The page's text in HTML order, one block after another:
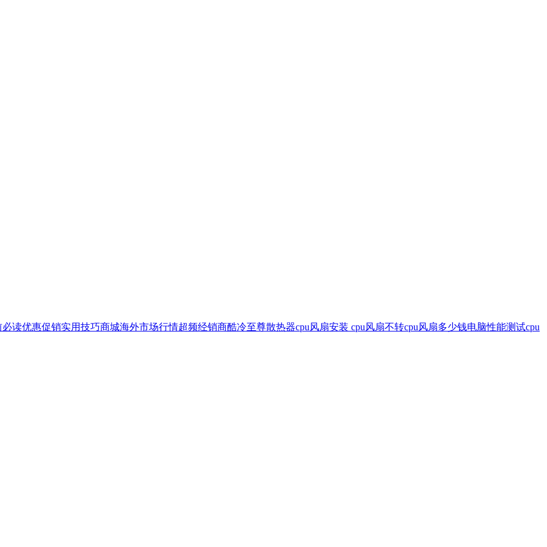
必读优惠促销实用技巧商城海外市场行情超频经销商酷冷至尊散热器cpu风扇安装 cpu风扇不转cpu风扇多少钱电脑性能测试cpu